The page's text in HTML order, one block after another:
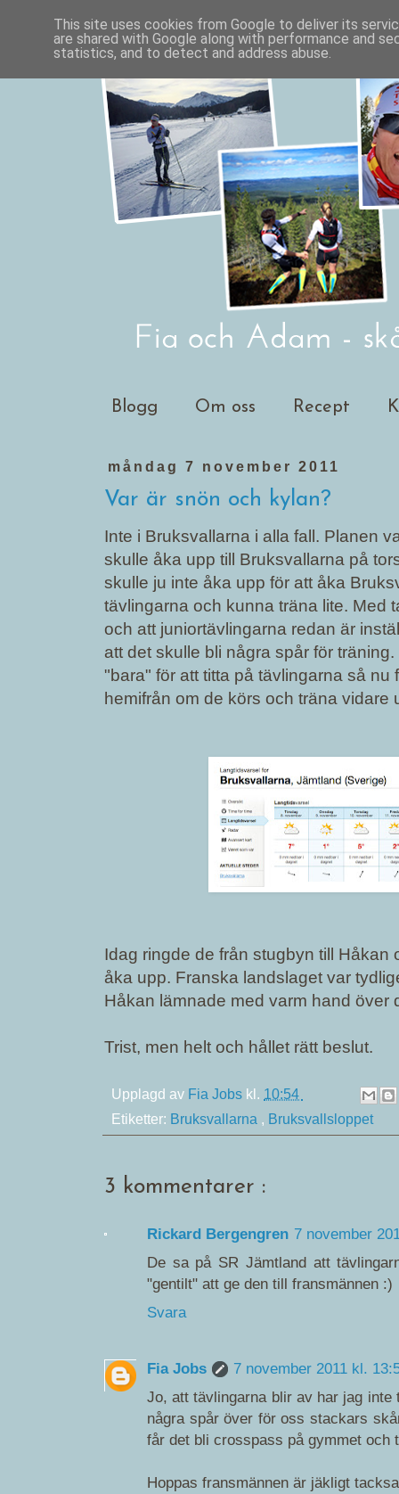
Blogg Om oss Recept
måndag 7 november 2011
Var är snön och kylan?
Inte i Bruksvallarna i alla fall. Planen
skulle åka upp till Bruksvallarna på
skulle ju inte åka upp för att åka
tävlingarna och kunna träna lite. Med
och att juniortävlingarna redan är
att det skulle bli några spår för
"bara" för att titta på tävlingarna så
hemifrån om de körs och träna vidare
Idag ringde de från stugbyn till
åka upp. Franska landslaget var
Håkan lämnade med varm hand över
Trist, men helt och hållet rätt beslut.
Upplagd av Fia Jobs kl. 10:54
Etiketter: Bruksvallarna , Bruksvallsloppet
3 kommentarer :
Rickard Bergengren 7 november
De sa på SR Jämtland att
"gentilt" att ge den till fransmännen :)
Svara
Fia Jobs
7 november 2011 kl.
Jo, att tävlingarna blir av har jag
några spår över för oss stackars
får det bli crosspass på gymmet och
Hoppas fransmännen är jäkligt
This site uses cookies from Google to deliver its
are shared with Google along with performance and
statistics, and to detect and address abuse.